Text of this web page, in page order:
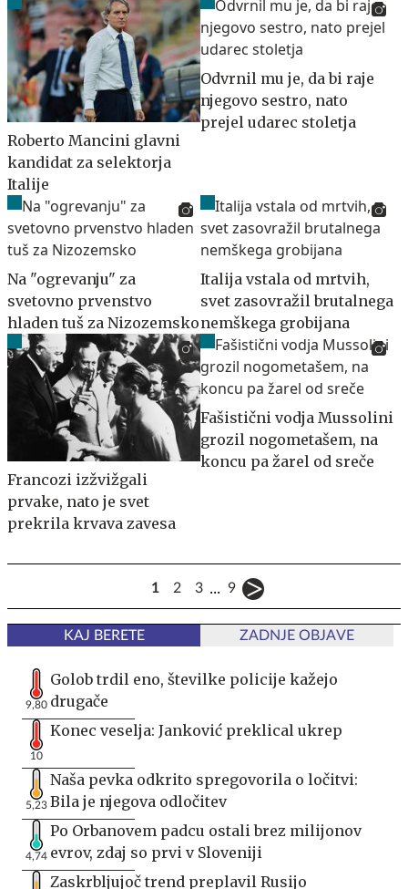
Roberto Mancini glavni
kandidat za selektorja
Italije
Odvrnil mu je, da bi raje
njegovo sestro, nato
prejel udarec stoletja
Na "ogrevanju" za
svetovno prvenstvo
hladen tuš za Nizozemsko
Italija vstala od mrtvih,
svet zasovražil brutalnega
nemškega grobijana
Francozi izžvižgali
prvake, nato je svet
prekrila krvava zavesa
Fašistični vodja Mussolini
grozil nogometašem, na
koncu pa žarel od sreče
1 2 3 ... 9
KAJ BERETE ZADNJE OBJAVE
9,80
Golob trdil eno, številke policije kažejo
drugače
10
Konec veselja: Janković preklical ukrep
5,23
Naša pevka odkrito spregovorila o ločitvi:
Bila je njegova odločitev
4,74
Po Orbanovem padcu ostali brez milijonov
evrov, zdaj so prvi v Sloveniji
Zaskrbljujoč trend preplavil Rusijo